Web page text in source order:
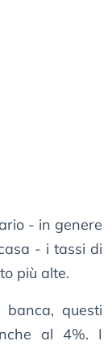
- in genere
- i tassi di
più alte.
banca, questi
al 4%. I